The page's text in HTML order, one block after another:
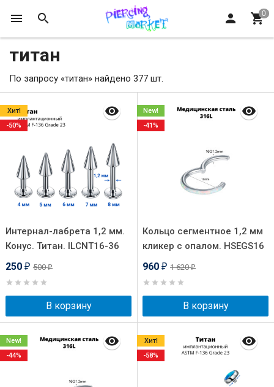
титан
По запросу «титан» найдено 377 шт.
Интернал-лабрета 1,2 мм.
Конус. Титан. ILCNT16-36
250 ₽ 500₽
В корзину
Хит!
-50%
Кольцо сегментное 1,2 мм
кликер с опалом. HSEGS16
960 ₽ 1 620₽
В корзину
New!
-41%
New!
-44%
Хит!
-58%